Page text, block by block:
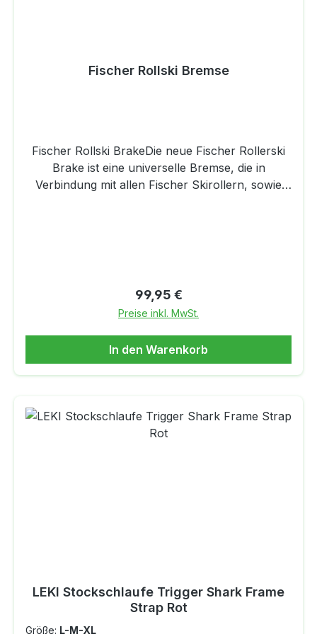
Fischer Rollski Bremse
Fischer Rollski BrakeDie neue Fischer Rollerski
Brake ist eine universelle Bremse, die in
Verbindung mit allen Fischer Skirollern, sowie
und beeinflusst daher die Laufperformance nicht.
Das perfekte Accessoire für erhöhte Sicherheit
und ideale Kontrolle beim Rollern.
Regulärer Preis:
99,95 €
Preise inkl. MwSt.
In den Warenkorb
LEKI Stockschlaufe Trigger Shark Frame
Strap Rot
Größe: L-M-XL